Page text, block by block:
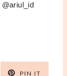
@ariul_id
PIN IT